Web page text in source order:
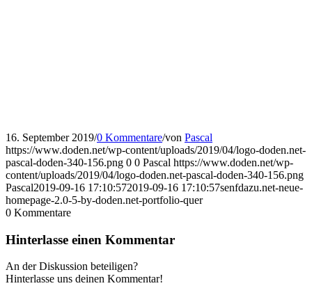
16. September 2019/0 Kommentare/von Pascal
https://www.doden.net/wp-content/uploads/2019/04/logo-doden.net-
pascal-doden-340-156.png 0 0 Pascal https://www.doden.net/wp-
content/uploads/2019/04/logo-doden.net-pascal-doden-340-156.png
Pascal2019-09-16 17:10:572019-09-16 17:10:57senfdazu.net-neue-
homepage-2.0-5-by-doden.net-portfolio-quer
0 Kommentare
Hinterlasse einen Kommentar
An der Diskussion beteiligen?
Hinterlasse uns deinen Kommentar!